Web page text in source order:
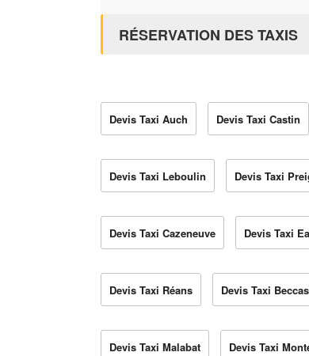
RÉSERVATION DES TAXIS
Devis Taxi Auch Devis Taxi Castin
Devis Taxi Leboulin Devis Taxi
Devis Taxi Cazeneuve Devis Taxi
Devis Taxi Réans Devis Taxi Beccas
Devis Taxi Malabat Devis Taxi